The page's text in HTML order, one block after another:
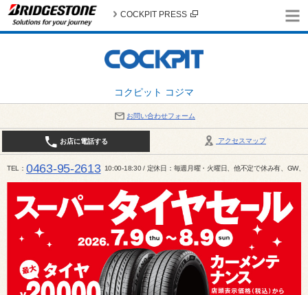
コクピット コジマ
COCKPIT PRESS
お問い合わせフォーム
アクセスマップ
お店に電話する
TEL 0463-95-2613 10:00-18:30 / 定休日：毎週月曜・火曜日、他不定で休み有、GW、